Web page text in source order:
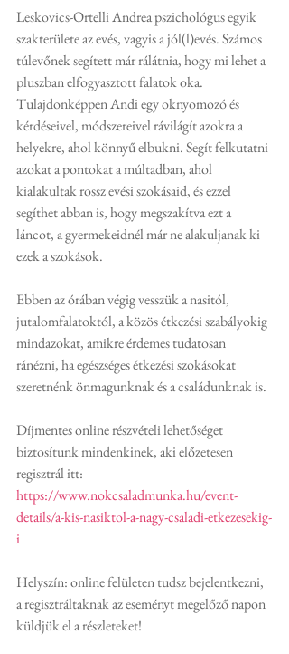
Leskovics-Ortelli Andrea pszichológus egyik
szakterülete az evés, vagyis a jól(l)evés. Számos
túlevőnek segített már rálátnia, hogy mi lehet a
pluszban elfogyasztott falatok oka.
Tulajdonképpen Andi egy oknyomozó és
kérdéseivel, módszereivel rávilágít azokra a
helyekre, ahol könnyű elbukni. Segít felkutatni
azokat a pontokat a múltadban, ahol
kialakultak rossz evési szokásaid, és ezzel
segíthet abban is, hogy megszakítva ezt a
láncot, a gyermekeidnél már ne alakuljanak ki
ezek a szokások.
Ebben az órában végig vesszük a nasitól,
jutalomfalatoktól, a közös étkezési szabályokig
mindazokat, amikre érdemes tudatosan
ránézni, ha egészséges étkezési szokásokat
szeretnénk önmagunknak és a családunknak is.
Díjmentes online részvételi lehetőséget
biztosítunk mindenkinek, aki előzetesen
regisztrál itt:
https://www.nokcsaladmunka.hu/event-
details/a-kis-nasiktol-a-nagy-csaladi-etkezesekig-
i
Helyszín: online felületen tudsz bejelentkezni,
a regisztráltaknak az eseményt megelőző napon
küldjük el a részleteket!